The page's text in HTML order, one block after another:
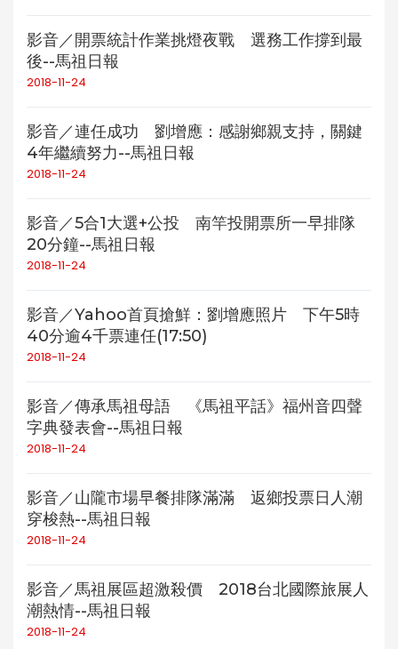
影音／開票統計作業挑燈夜戰 選務工作撐到最
後--馬祖日報
2018-11-24
影音／連任成功 劉增應：感謝鄉親支持，關鍵
4年繼續努力--馬祖日報
2018-11-24
影音／5合1大選+公投 南竿投開票所一早排隊
20分鐘--馬祖日報
2018-11-24
影音／Yahoo首頁搶鮮：劉增應照片 下午5時
40分逾4千票連任(17:50)
2018-11-24
影音／傳承馬祖母語 《馬祖平話》福州音四聲
字典發表會--馬祖日報
2018-11-24
影音／山隴市場早餐排隊滿滿 返鄉投票日人潮
穿梭熱--馬祖日報
2018-11-24
影音／馬祖展區超激殺價 2018台北國際旅展人
潮熱情--馬祖日報
2018-11-24